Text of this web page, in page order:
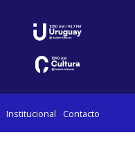
Institucional Contacto